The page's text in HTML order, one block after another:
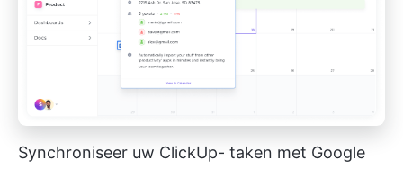
Synchroniseer uw ClickUp- taken met Google